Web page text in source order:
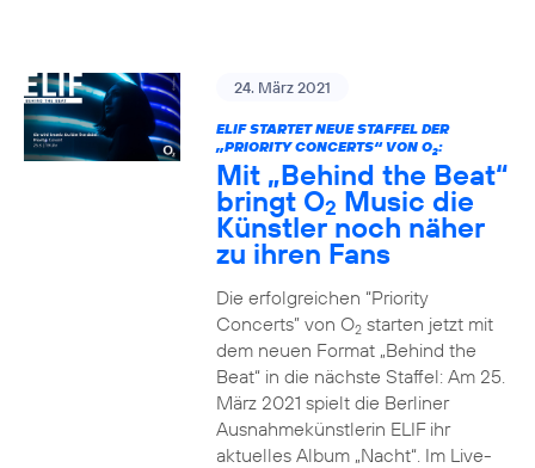
24. März 2021
ELIF STARTET NEUE STAFFEL DER
„PRIORITY CONCERTS“ VON O2:
Mit „Behind the Beat“
bringt O2 Music die
Künstler noch näher
zu ihren Fans
Die erfolgreichen “Priority
Concerts” von O2starten jetzt mit
dem neuen Format „Behind the
Beat“ in die nächste Staffel: Am 25.
März 2021 spielt die Berliner
Ausnahmekünstlerin ELIF ihr
aktuelles Album „Nacht“. Im Live-